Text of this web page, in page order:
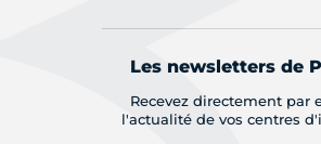
Les newsletters de
Recevez directement par
l'actualité de vos centres